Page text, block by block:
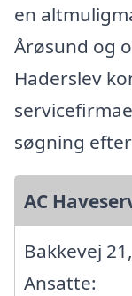
en
Årøsund og
Haderslev
søgning
AC
Bakkevej
Ansatte: